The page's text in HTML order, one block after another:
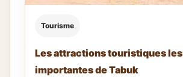
Tourisme
Les attractions touristiques
importantes de Tabuk